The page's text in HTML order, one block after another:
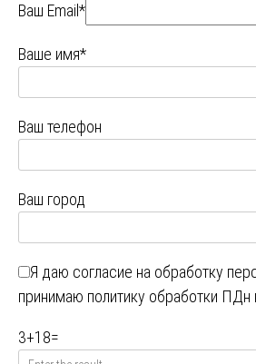
Ваш Email*
Ваше имя*
Ваш телефон
Ваш город
Я даю согласие на обработку
принимаю политику обработки
3+18=